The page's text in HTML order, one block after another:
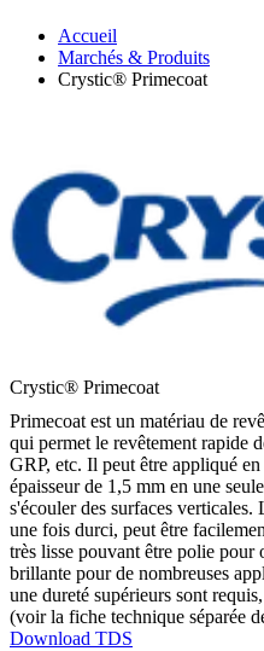
Accueil
Marchés & Produits
Crystic® Primecoat
Crystic® Primecoat
Primecoat est un matériau de
qui permet le revêtement rapide
GRP, etc. Il peut être appliqué
épaisseur de 1,5 mm en une
s'écouler des surfaces
une fois durci, peut être
très lisse pouvant être polie pour
brillante pour de nombreuses
une dureté supérieurs sont
(voir la fiche technique séparée
Download TDS